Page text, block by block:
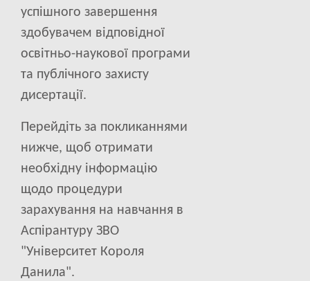
успішного завершення
здобувачем відповідної
освітньо-наукової програми
та публічного захисту
дисертації.
Перейдіть за покликаннями
нижче, щоб отримати
необхідну інформацію
щодо процедури
зарахування на навчання в
Аспірантуру ЗВО
"Університет Короля
Данила".